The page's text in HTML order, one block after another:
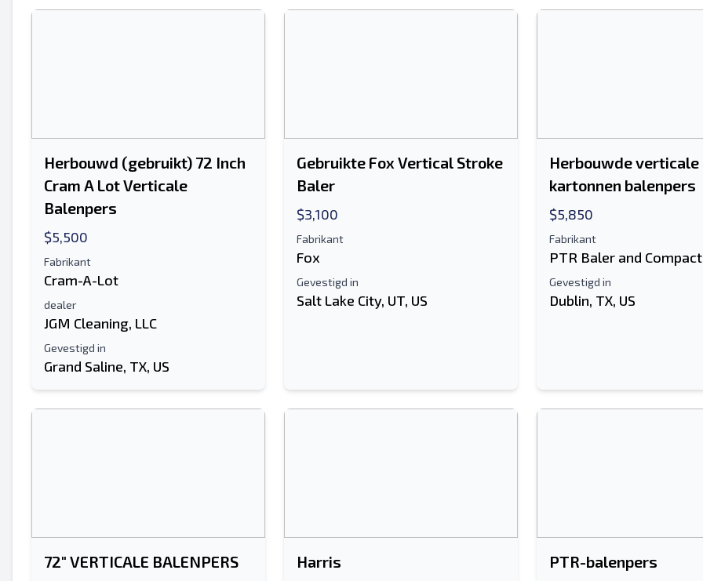
Herbouwd (gebruikt) 72 Inch
Cram A Lot Verticale
Balenpers
$5,500
Fabrikant
Cram-A-Lot
dealer
JGM Cleaning, LLC
Gevestigd in
Grand Saline, TX, US
Gebruikte Fox Vertical Stroke
Baler
$3,100
Fabrikant
Fox
Gevestigd in
Salt Lake City, UT, US
Herbouwde verticale
kartonnen balenpers
$5,850
Fabrikant
PTR Baler and
Gevestigd in
Dublin, TX, US
72" VERTICALE BALENPERS Harris PTR-balenpers